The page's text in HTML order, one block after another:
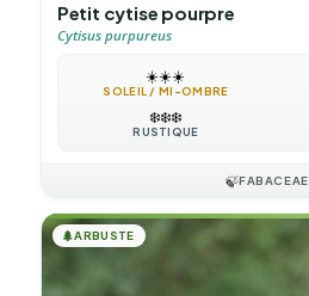
Petit cytise pourpre
Cytisus purpureus
☀️☀️☀️
SOLEIL / MI-OMBRE
❄️❄️❄️
RUSTIQUE
🍃FABACEAE
🌲ARBUSTE